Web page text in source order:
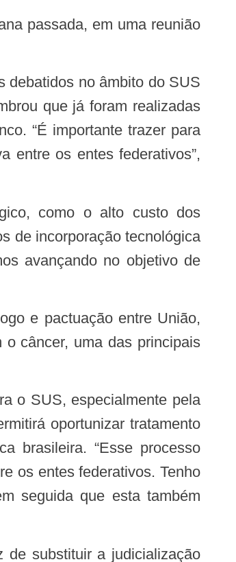
que já foram realizadas
“É importante trazer para
entre os entes federativos”,
de incorporação tecnológica
avançando no objetivo de
câncer, uma das principais
oportunizar tratamento
brasileira. “Esse processo
os entes federativos. Tenho
seguida que esta também